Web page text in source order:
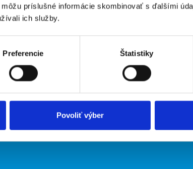
príslušné informácie skombinovať s ďalšími
ich služby.
Preferencie Štatistiky
Povoliť výber
O portáli
Podmienky
Zásady ochrany osobných